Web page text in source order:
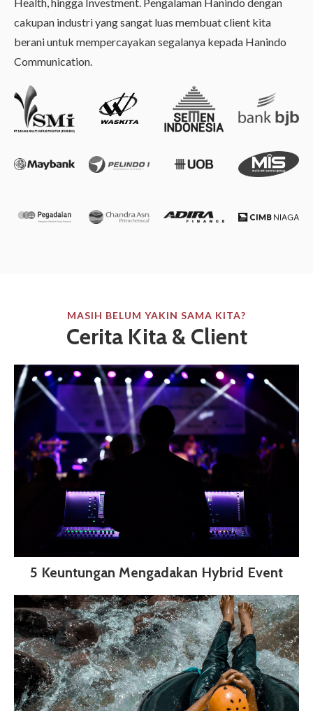
cakupan industri yang sangat luas membuat client kita
berani untuk mempercayakan segalanya kepada Hanindo
Communication.
MASIH BELUM YAKIN SAMA KITA?
Cerita Kita & Client
5 Keuntungan Mengadakan Hybrid Event